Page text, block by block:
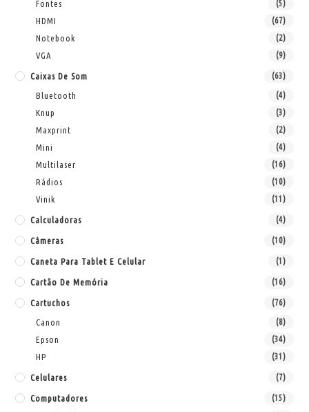
Fontes (5)
HDMI (67)
Notebook (2)
VGA (9)
Caixas De Som (63)
Bluetooth (4)
Knup (3)
Maxprint (2)
Mini (4)
Multilaser (16)
Rádios (10)
Vinik (11)
Calculadoras (4)
Câmeras (10)
Caneta Para Tablet E Celular (1)
Cartão De Memória (16)
Cartuchos (76)
Canon (8)
Epson (34)
HP (31)
Celulares (7)
Computadores (15)